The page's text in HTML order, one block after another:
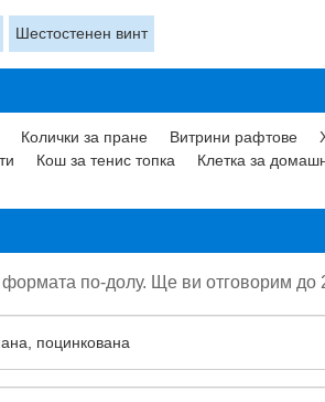
Шестостенен винт
Колички за пране Витрини рафтове
Кош за тенис топка Клетка за
по-долу. Ще ви отговорим до